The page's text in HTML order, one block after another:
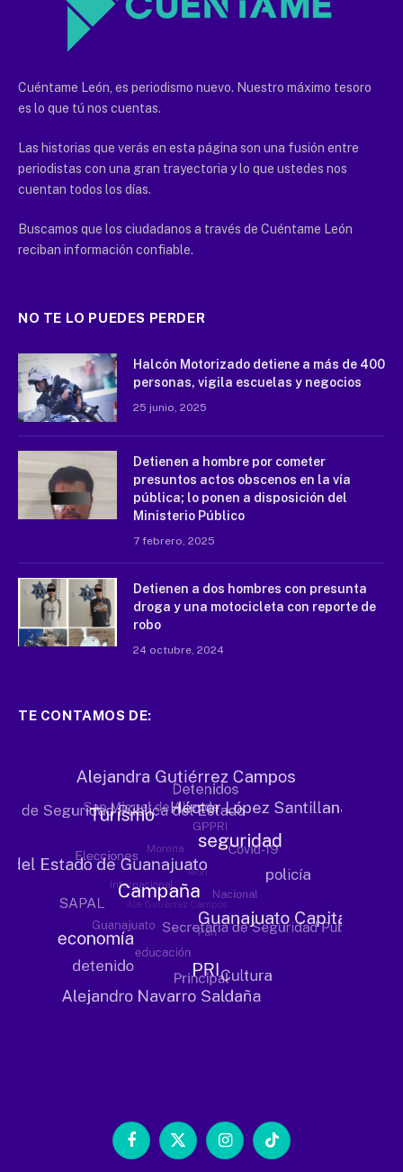
Cuéntame León, es periodismo nuevo. Nuestro máximo tesoro
es lo que tú nos cuentas.
Las historias que verás en esta página son una fusión entre
periodistas con una gran trayectoria y lo que ustedes nos
cuentan todos los días.
Buscamos que los ciudadanos a través de Cuéntame León
reciban información confiable.
NO TE LO PUEDES PERDER
Halcón Motorizado detiene a más de 400
personas, vigila escuelas y negocios
25 junio, 2025
Detienen a hombre por cometer
presuntos actos obscenos en la vía
pública; lo ponen a disposición del
Ministerio Público
7 febrero, 2025
Detienen a dos hombres con presunta
droga y una motocicleta con reporte de
robo
24 octubre, 2024
TE CONTAMOS DE:
Facebook
X
InstagramTikTok